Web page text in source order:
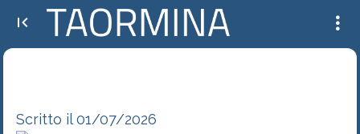
Scritto il 01/07/2026